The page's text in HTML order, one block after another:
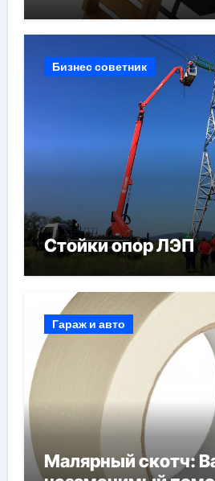
Бизнес советник
Стойки опор ЛЭП
Гараж и авто
Малярный скотч: